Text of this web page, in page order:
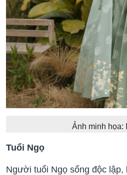
Ảnh minh họa:
Tuổi Ngọ
Người tuổi Ngọ sống độc